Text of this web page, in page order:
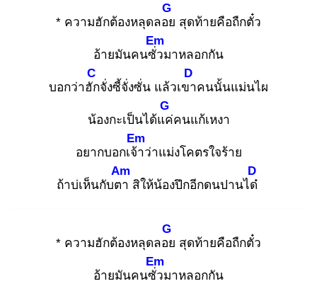
* ความฮักต้องหลุดลอย
G
สุดท้ายคือถืกตั๋ว
อ้ายมันคนซั่ว
Em
มาหลอกกัน
บอกว่าฮัก
C
จั่งซี้จั่งซั่น แล้วเขา
D
คนนั้นแม่นไผ
น้องกะเป็นได้แค่
G
คนแก้เหงา
อยากบอกเจ้า
Em
ว่าแม่งโคตรใจร้าย
ถ้าบ่เห็นกับตา
Am
สิให้น้องปึกอีกดนปานได๋
D
* ความฮักต้องหลุดลอย
G
สุดท้ายคือถืกตั๋ว
อ้ายมันคนซั่ว
Em
มาหลอกกัน